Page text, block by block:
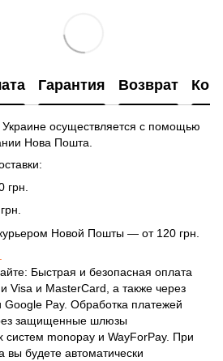
Гарантия Возврат
Украине осуществляется с помощью
Нова Пошта.
грн.
Новой Пошты — от 120 грн.
Быстрая и безопасная оплата
Visa и MasterCard, а также через
Pay. Обработка платежей
защищенные шлюзы
систем monopay и WayForPay. При
вы будете автоматически